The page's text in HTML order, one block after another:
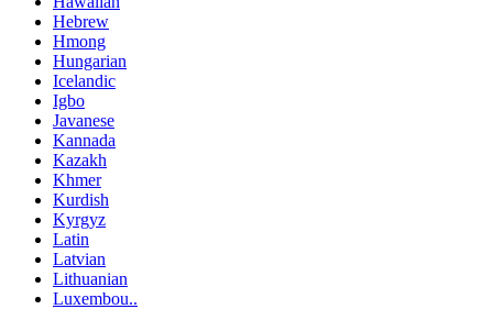
Hebrew
Hmong
Hungarian
Icelandic
Igbo
Javanese
Kannada
Kazakh
Khmer
Kurdish
Kyrgyz
Latin
Latvian
Lithuanian
Luxembou..